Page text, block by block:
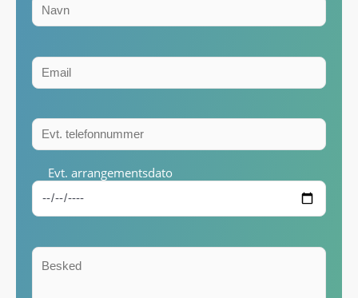
Evt. arrangementsdato